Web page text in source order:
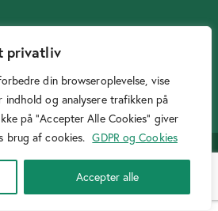
privatliv
din browseroplevelse, vise
indhold og analysere trafikken på
på "Accepter Alle Cookies" giver
brug af cookies. GDPR og Cookies
Accepter alle